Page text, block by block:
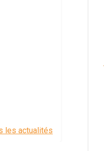
les actualités